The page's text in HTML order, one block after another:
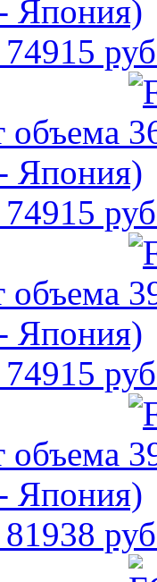
Япония)
74915
объема
Япония)
74915
объема
Япония)
74915
объема
Япония)
81938